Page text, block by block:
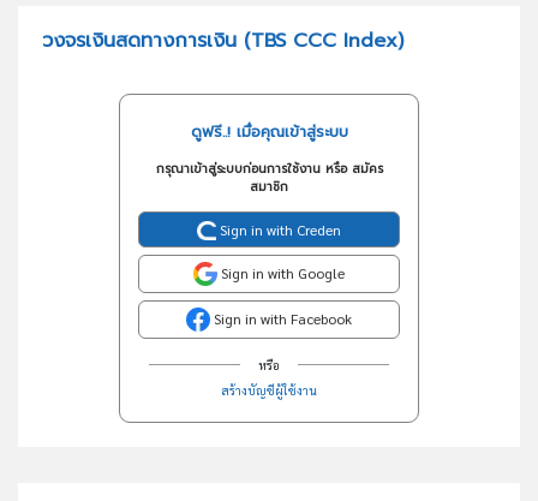
วงจรเงินสดทางการเงิน (TBS CCC Index)
ดูฟรี..! เมื่อคุณเข้าสู่ระบบ
กรุณาเข้าสู่ระบบก่อนการใช้งาน หรือ สมัคร
สมาชิก
Sign in with Creden
Sign in with Google
Sign in with Facebook
หรือ
สร้างบัญชีผู้ใช้งาน